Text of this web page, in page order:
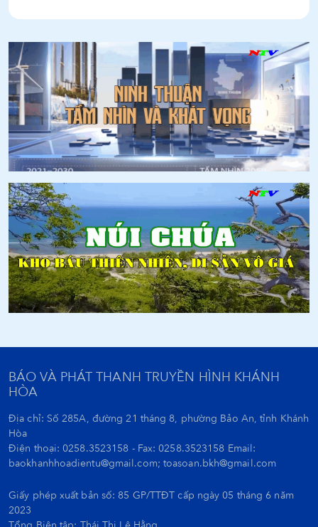
BÁO VÀ PHÁT THANH TRUYỀN HÌNH KHÁNH
HÒA
Địa chỉ: Số 285A, đường 21 tháng 8, phường Bảo An, tỉnh Khánh
Hòa
Điện thoại: 0258.3523158 - Fax: 0258.3523158 Email:
baokhanhhoadientu@gmail.com; toasoan.bkh@gmail.com
Giấy phép xuất bản số: 85 GP/TTĐT cấp ngày 05 tháng 6 năm
2023